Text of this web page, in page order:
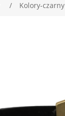
/ Kolory-czarny